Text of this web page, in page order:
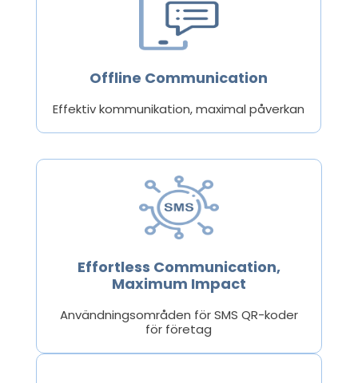
Offline Communication
Effektiv kommunikation, maximal påverkan
Effortless Communication,
Maximum Impact
Användningsområden för SMS QR-koder
för företag